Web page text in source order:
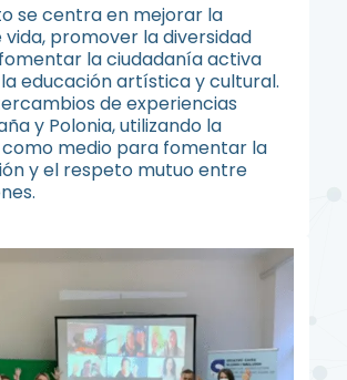
se centra en mejorar la
vida, promover la diversidad
la ciudadanía activa
educación artística y cultural.
de experiencias
y Polonia, utilizando la
medio para fomentar la
y el respeto mutuo entre